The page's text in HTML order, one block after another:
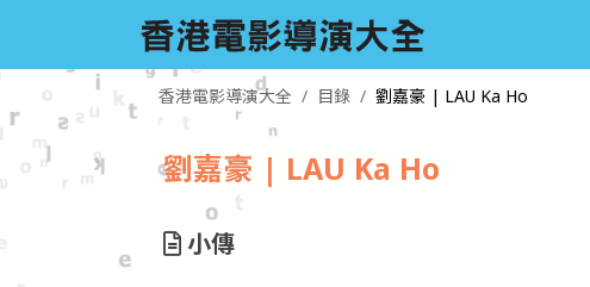
香港電影導演大全 目錄 劉嘉豪 | LAU Ka Ho
劉嘉豪 | LAU Ka Ho
小傳